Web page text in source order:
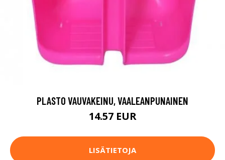
PLASTO VAUVAKEINU, VAALEANPUNAINEN
14.57 EUR
LISÄTIETOJA